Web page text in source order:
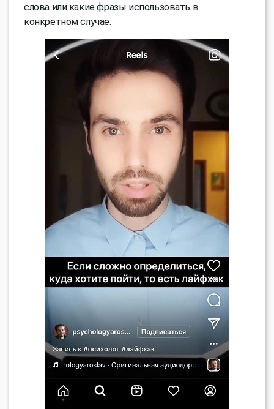
слова или какие фразы использовать в
конкретном случае.